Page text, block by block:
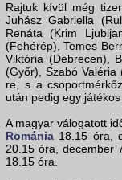
Rajtuk kívül még
Juhász Gabriella
Renáta (Krim
(Fehérép), Temes
Viktória (Debrecen),
(Győr), Szabó
re, s a
után pedig egy
A magyar válogatott
Románia 18.15 óra,
20.15 óra, december
18.15 óra.